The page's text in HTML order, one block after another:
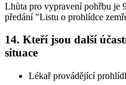
Lhůta pro vypravení pohřbu je
předání "Listu o prohlídce
14. Kteří jsou další
situace
Lékař provádějící